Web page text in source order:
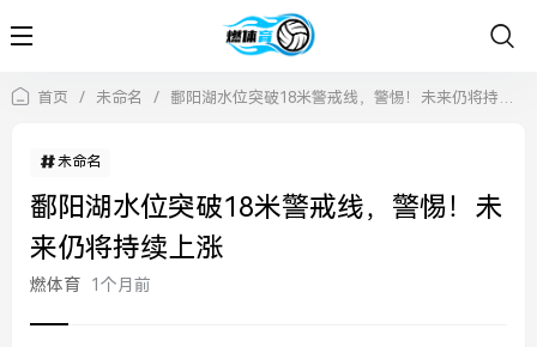
首页 / 未命名 / 鄱阳湖水位突破18米警戒线，警惕！未来仍将持续上涨
未命名
鄱阳湖水位突破18米警戒线，警惕！未
来仍将持续上涨
燃体育 1个月前